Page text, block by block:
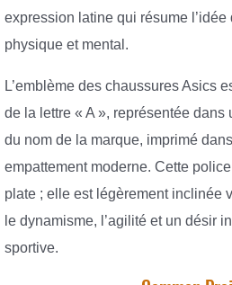
expression latine qui résume l’idée
physique et mental.
L’emblème des chaussures Asics
de la lettre « A », représentée
du nom de la marque, imprimé
empattement moderne. Cette
plate ; elle est légèrement inclinée
le dynamisme, l’agilité et un désir
sportive.